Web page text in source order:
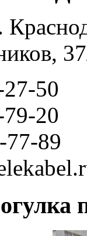
50
20
89